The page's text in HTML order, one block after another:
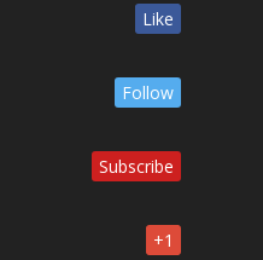
Like
Follow
Subscribe
+1